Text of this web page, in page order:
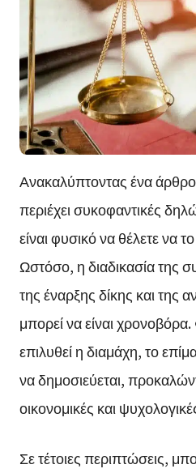
Ανακαλύπτοντας ένα
περιέχει συκοφαντικές
είναι φυσικό να θέλετε να
Ωστόσο, η διαδικασία της
της έναρξης δίκης και της
μπορεί να είναι
επιλυθεί η διαμάχη, το
να δημοσιεύεται,
οικονομικές και
Σε τέτοιες περιπτώσεις,